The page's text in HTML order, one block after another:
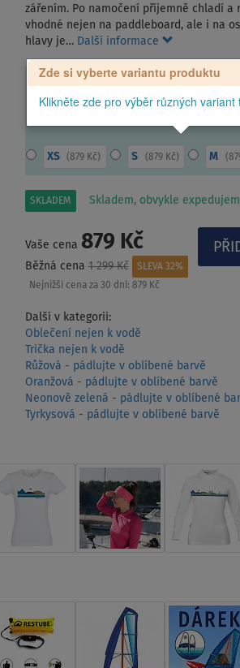
zářením. Po namočení příjemně chladí a
vhodné nejen na paddleboard, ale i na
hlavy je… Další informace
Zde si vyberte variantu produktu
Klikněte zde pro výběr různých variant
XS (879 Kč) S ( 879 Kč) M (
SKLADEM Skladem, obvykle
Vaše cena 879 Kč
Běžná cena1 299 Kč
SLEVA 32%
Nejnižší cena za 30 dní:879 Kč
Další v kategorii:
Oblečení nejen k vodě
Trička nejen k vodě
Růžová - pádlujte v oblíbené barvě
Oranžová - pádlujte v oblíbené barvě
Neonově zelená - pádlujte v oblíbené
Tyrkysová - pádlujte v oblíbené barvě